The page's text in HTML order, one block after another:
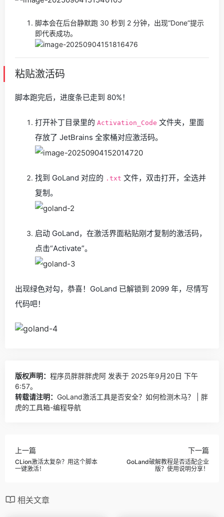
脚本会在后台静默跑 30 秒到 2 分钟，出现“Done”提示
即代表成功。
粘贴激活码
脚本跑完后，进度条已走到 80%！
打开补丁目录里的 Activation_Code 文件夹，里面
存放了 JetBrains 全家桶对应激活码。
找到 GoLand 对应的 .txt 文件，双击打开，全选并
复制。
启动 GoLand，在激活界面粘贴刚才复制的激活码，
点击“Activate”。
出现绿色对勾，恭喜！GoLand 已解锁到 2099 年，尽情写
代码吧！
版权声明： 程序员胖胖胖虎阿 发表于 2025年9月20日 下午
6:57。
转载请注明： GoLand激活工具是否安全？如何检测木马？ | 胖
虎的工具箱-编程导航
上一篇
CLion激活太复杂？用这个脚本
一键激活！
下一篇
GoLand破解教程是否适配企业
版？使用说明分享！
相关文章